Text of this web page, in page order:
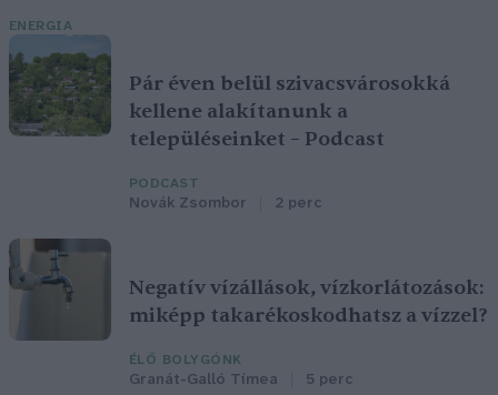
ENERGIA
Pár éven belül szivacsvárosokká
kellene alakítanunk a
településeinket – Podcast
PODCAST
Novák Zsombor 2 perc
Negatív vízállások, vízkorlátozások:
miképp takarékoskodhatsz a vízzel?
ÉLŐ BOLYGÓNK
Granát-Galló Tímea 5 perc